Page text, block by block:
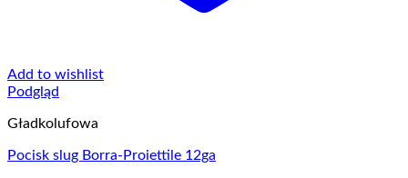
Add to wishlist
Podgląd
Gładkolufowa
Pocisk slug Borra-Proiettile 12ga